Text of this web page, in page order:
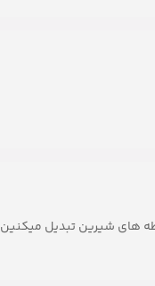
های شیرین تبدیل میکنین